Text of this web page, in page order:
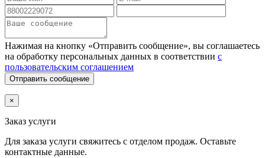
Нажимая на кнопку «Отправить сообщение», вы соглашаетесь
на обработку персональных данных в соответствии с
пользовательским соглашением
Отправить сообщение
×
Заказ услуги
Для заказа услуги свяжитесь с отделом продаж. Оставьте
контактные данные.